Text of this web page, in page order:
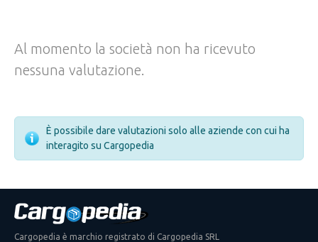
Al momento la società non ha ricevuto
nessuna valutazione.
È possibile dare valutazioni solo alle aziende con cui ha
interagito su Cargopedia
Cargopedia è marchio registrato di Cargopedia SRL